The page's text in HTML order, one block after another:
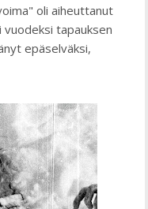
oli aiheuttanut
tapauksen
epäselväksi,